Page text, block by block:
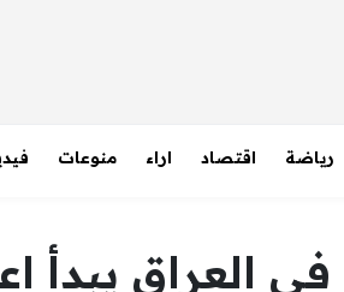
رياضة اقتصاد اراء منوعات
العراق يبدأ